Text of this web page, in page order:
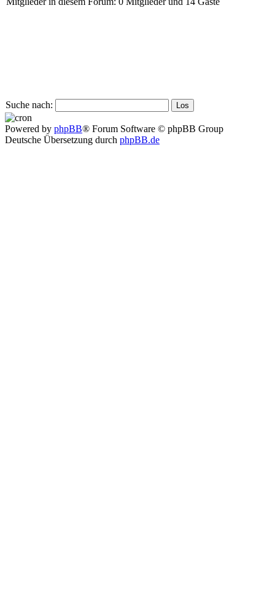
Suche nach:
Powered by phpBB® Forum Software © phpBB Group
Deutsche Übersetzung durch phpBB.de